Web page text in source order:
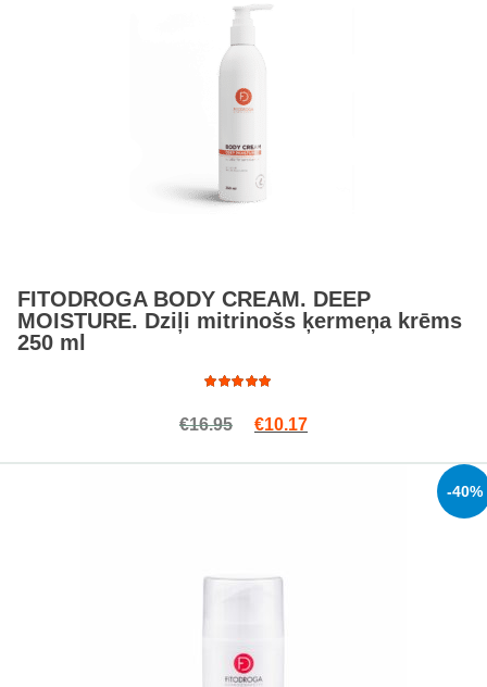
FITODROGA BODY CREAM. DEEP
MOISTURE. Dziļi mitrinošs ķermeņa krēms
250 ml
5.00
out
€16.95 Original price was: €16.95.
€10.17Current price is:
-40%